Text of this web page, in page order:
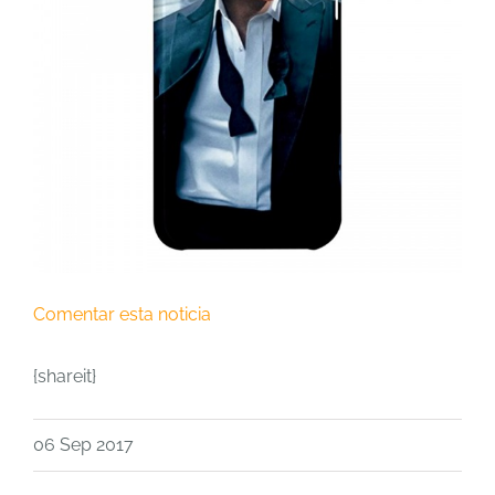
Comentar esta noticia
{shareit}
06 Sep 2017